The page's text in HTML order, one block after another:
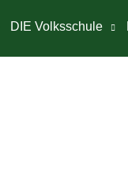
DIE Volksschule